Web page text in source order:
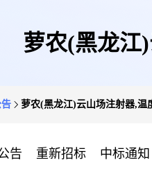
萝农(黑龙江
萝农(黑龙江)云山场注射器,温
告 重新招标 中标通知